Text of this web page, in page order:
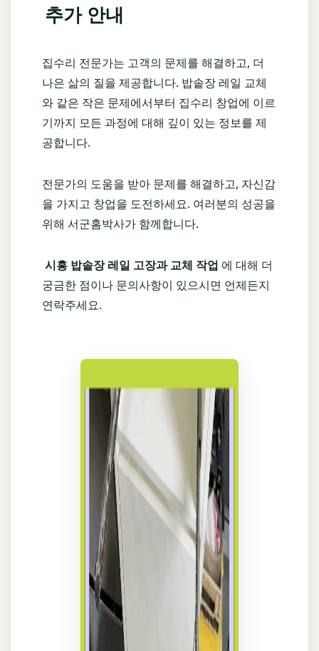
추가 안내
집수리 전문가는 고객의 문제를 해결하고, 더
나은 삶의 질을 제공합니다. 밥솥장 레일 교체
와 같은 작은 문제에서부터 집수리 창업에 이르
기까지 모든 과정에 대해 깊이 있는 정보를 제
공합니다.
전문가의 도움을 받아 문제를 해결하고, 자신감
을 가지고 창업을 도전하세요. 여러분의 성공을
위해 서군홈박사가 함께합니다.
시흥 밥솥장 레일 고장과 교체 작업 에 대해 더
궁금한 점이나 문의사항이 있으시면 언제든지
연락주세요.